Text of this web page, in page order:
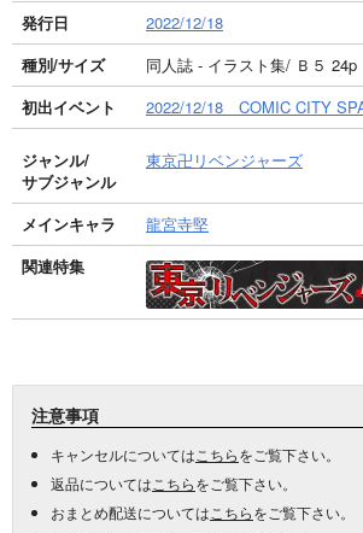
発行日
2022/12/18
種別/サイズ
同人誌 - イラスト集/ Ｂ５ 24p
初出イベント
2022/12/18 COMIC CITY
ジャンル/
サブジャンル
東京卍リベンジャーズ
メインキャラ
龍宮寺堅
関連特集
注意事項
キャンセルについては こちらをご覧下さい。
返品については こちらをご覧下さい。
おまとめ配送については こちらをご覧下さい。